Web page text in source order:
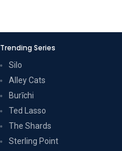
Trending Series
Silo
Alley Cats
Burīchi
Ted Lasso
The Shards
Sterling Point